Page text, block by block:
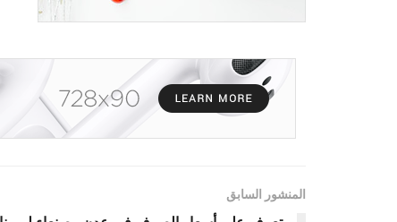
المنشور السابق